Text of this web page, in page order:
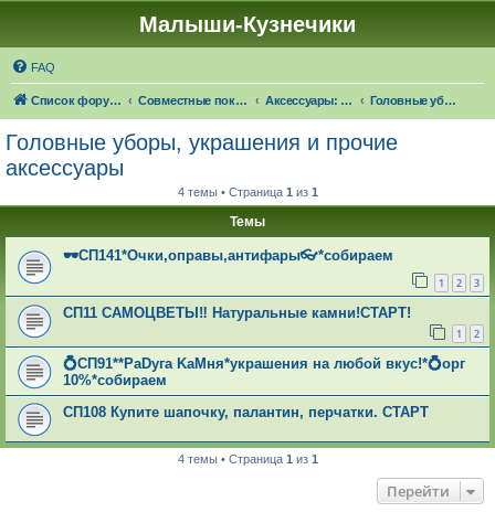
Малыши-Кузнечики
FAQ
Список форумов Совместные покупки "Малыши-Кузнечики" Аксессуары: 🍁☔🎓 ЧЕРЕЗ 24 ДНЯ НАСТУПИТ ОСЕНЬ! Головные уборы, украшения и прочие аксессуары
Головные уборы, украшения и прочие
аксессуары
4 темы • Страница 1 из 1
Темы
🕶СП141*Очки,оправы,антифары👓*собираем
1 2 3
СП11 САМОЦВЕТЫ‼ Натуральные камни!СТАРТ!
1 2
💍СП91**РaDугa KaMня*украшения на любой вкус!*💍орг
10%*собираем
СП108 Купите шапочку, палантин, перчатки. СТАРТ
4 темы • Страница 1 из 1
Перейти